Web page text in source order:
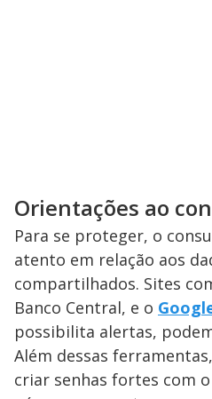
Orientações ao
Para se proteger, o
atento em relação aos
compartilhados. Sites
Banco Central, e o
possibilita alertas,
Além dessas
criar senhas fortes com